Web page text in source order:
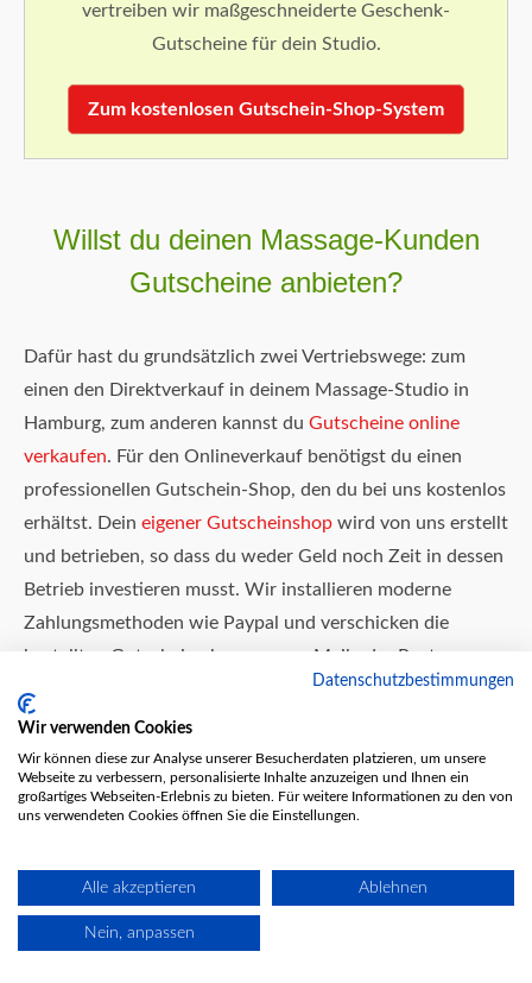
vertreiben wir maßgeschneiderte Geschenk-
Gutscheine für dein Studio.
Zum kostenlosen Gutschein-Shop-System
Willst du deinen Massage-Kunden
Gutscheine anbieten?
Dafür hast du grundsätzlich zwei Vertriebswege: zum
einen den Direktverkauf in deinem Massage-Studio in
Hamburg, zum anderen kannst du Gutscheine online
verkaufen. Für den Onlineverkauf benötigst du einen
professionellen Gutschein-Shop, den du bei uns kostenlos
erhältst. Dein eigener Gutscheinshop wird von uns erstellt
und betrieben, so dass du weder Geld noch Zeit in dessen
Betrieb investieren musst. Wir installieren moderne
Zahlungsmethoden wie Paypal und verschicken die
bestellten Gutscheine bequem per Mail oder Post.
Du kümmerst du einfach weiterhin um dein Massage-
Studio, wir kümmern uns um den Verkauf deiner
Geschenkgutscheine.
Geschenkideen. Deshalb solltest du mit deinem eigenen
Gutscheinshop online
Datenschutzbestimmungen
Wir verwenden Cookies
Wir können diese zur Analyse unserer Besucherdaten platzieren, um unsere
Webseite zu verbessern, personalisierte Inhalte anzuzeigen und Ihnen ein
großartiges Webseiten-Erlebnis zu bieten. Für weitere Informationen zu den von
uns verwendeten Cookies öffnen Sie die Einstellungen.
Alle akzeptieren Ablehnen
Nein, anpassen